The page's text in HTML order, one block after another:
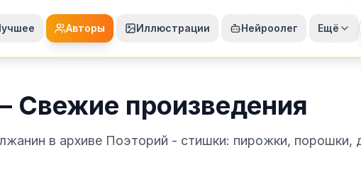
Авторы Иллюстрации Нейроолег Ещё
произведения
в архиве Поэторий - стишки: пирожки, порошки,